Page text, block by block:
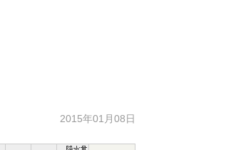
2015年01月08日